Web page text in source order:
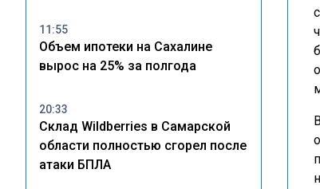
11:55
Объем ипотеки на Сахалине
вырос на 25% за полгода
20:33
Склад Wildberries в Самарской
области полностью сгорел после
атаки БПЛА